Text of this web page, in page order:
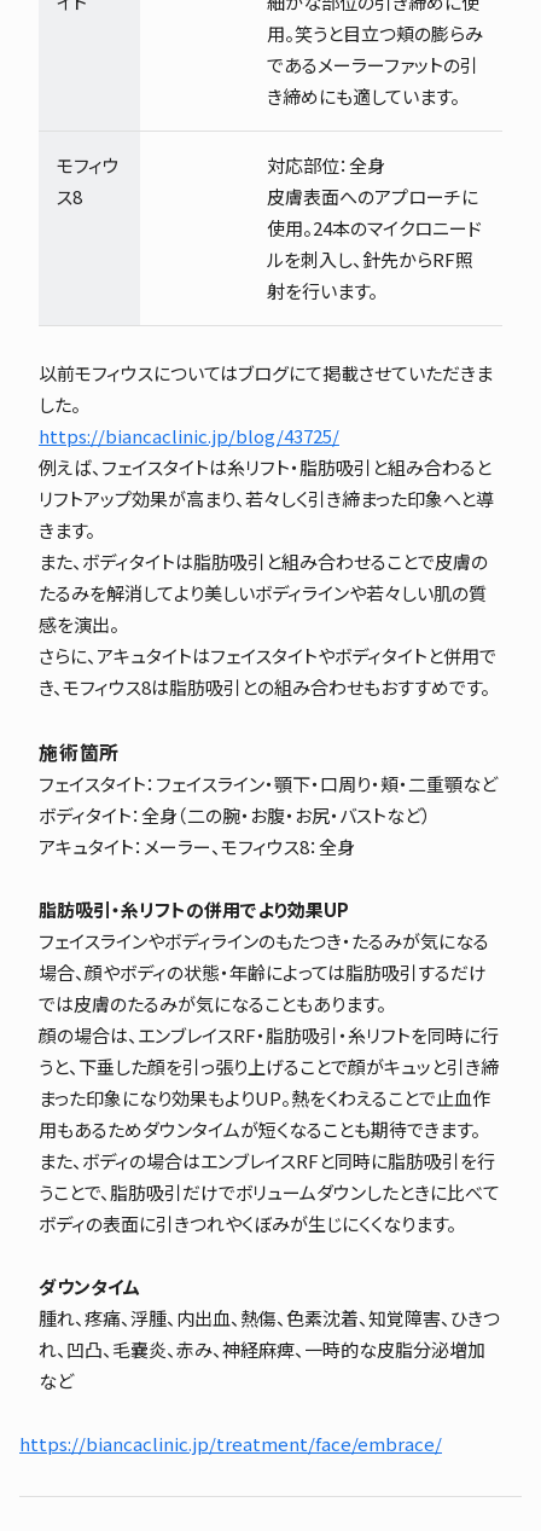
用。笑うと目立つ頬の膨らみ
であるメーラーファットの引
き締めにも適しています。
モフィウ
ス8
対応部位：全身
皮膚表面へのアプローチに
使用。24本のマイクロニード
ルを刺入し、針先からRF照
射を行います。
以前モフィウスについてはブログにて掲載させていただきま
した。
https://biancaclinic.jp/blog/43725/
例えば、フェイスタイトは糸リフト・脂肪吸引と組み合わると
リフトアップ効果が高まり、若々しく引き締まった印象へと導
きます。
また、ボディタイトは脂肪吸引と組み合わせることで皮膚の
たるみを解消してより美しいボディラインや若々しい肌の質
感を演出。
さらに、アキュタイトはフェイスタイトやボディタイトと併用で
き、モフィウス8は脂肪吸引との組み合わせもおすすめです。
施術箇所
フェイスタイト：フェイスライン・顎下・口周り・頬・二重顎など
ボディタイト：全身（二の腕・お腹・お尻・バストなど）
アキュタイト：メーラー、モフィウス8：全身
脂肪吸引・糸リフトの併用でより効果UP
フェイスラインやボディラインのもたつき・たるみが気になる
場合、顔やボディの状態・年齢によっては脂肪吸引するだけ
では皮膚のたるみが気になることもあります。
顔の場合は、エンブレイスRF・脂肪吸引・糸リフトを同時に行
うと、下垂した顔を引っ張り上げることで顔がキュッと引き締
まった印象になり効果もよりUP。熱をくわえることで止血作
用もあるためダウンタイムが短くなることも期待できます。
また、ボディの場合はエンブレイスRFと同時に脂肪吸引を行
うことで、脂肪吸引だけでボリュームダウンしたときに比べて
ボディの表面に引きつれやくぼみが生じにくくなります。
ダウンタイム
腫れ、疼痛、浮腫、内出血、熱傷、色素沈着、知覚障害、ひきつ
れ、凹凸、毛嚢炎、赤み、神経麻痺、一時的な皮脂分泌増加
など
https://biancaclinic.jp/treatment/face/embrace/